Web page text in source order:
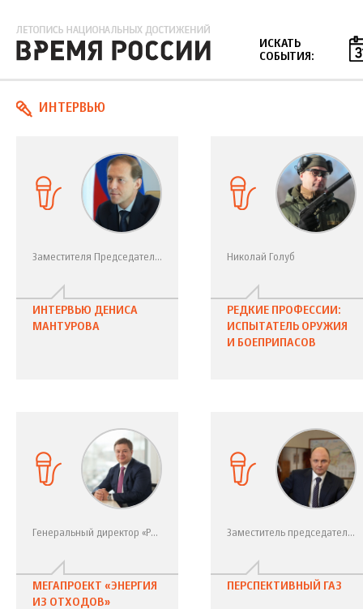
ИСКАТЬ
СОБЫТИЯ:
ИНТЕРВЬЮ
Заместителя Председателя Правительства России –
ИНТЕРВЬЮ ДЕНИСА
МАНТУРОВА
Николай Голуб
РЕДКИЕ ПРОФЕССИИ:
ИСПЫТАТЕЛЬ ОРУЖИЯ
И БОЕПРИПАСОВ
Генеральный директор «РТ-Инвест» Андрей Шипелов
МЕГАПРОЕКТ «ЭНЕРГИЯ
ИЗ ОТХОДОВ»
Заместитель председателя правления ПАО «Газпром» Олег Аксютин
ПЕРСПЕКТИВНЫЙ ГАЗ